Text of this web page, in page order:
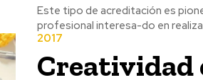
Este tipo de acreditación es
profesional interesa-do en
2017
Creatividad